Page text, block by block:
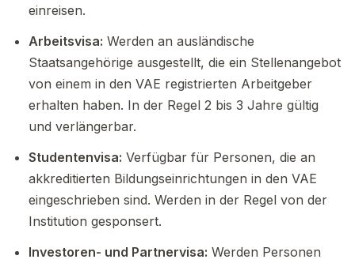
einreisen.
Arbeitsvisa: Werden an ausländische
Staatsangehörige ausgestellt, die ein Stellenangebot
von einem in den VAE registrierten Arbeitgeber
erhalten haben. In der Regel 2 bis 3 Jahre gültig
und verlängerbar.
Studentenvisa: Verfügbar für Personen, die an
akkreditierten Bildungseinrichtungen in den VAE
eingeschrieben sind. Werden in der Regel von der
Institution gesponsert.
Investoren- und Partnervisa: Werden Personen